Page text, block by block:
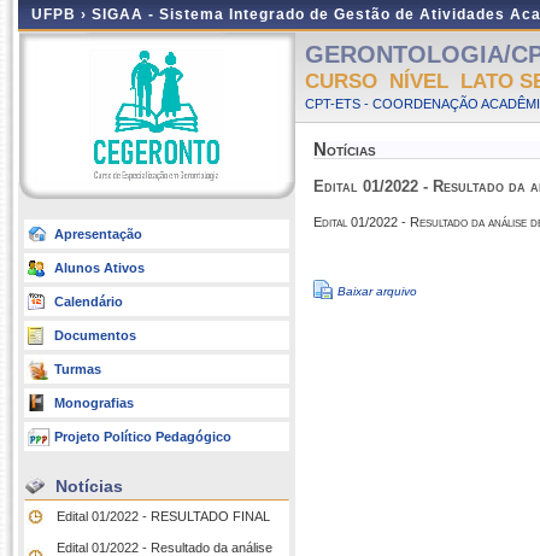
UFPB › SIGAA - Sistema Integrado de Gestão de Atividades
Apresentação
Alunos Ativos
Calendário
Documentos
Turmas
Monografias
Projeto Político Pedagógico
Notícias
Edital 01/2022 - RESULTADO FINAL
Edital 01/2022 - Resultado da análise
GERONTOLOGIA/
CURSO NÍVEL LATO
CPT-ETS - COORDENAÇÃO
Notícias
Edital 01/2022 - Resultado da
Edital 01/2022 - Resultado da análise
Baixar arquivo